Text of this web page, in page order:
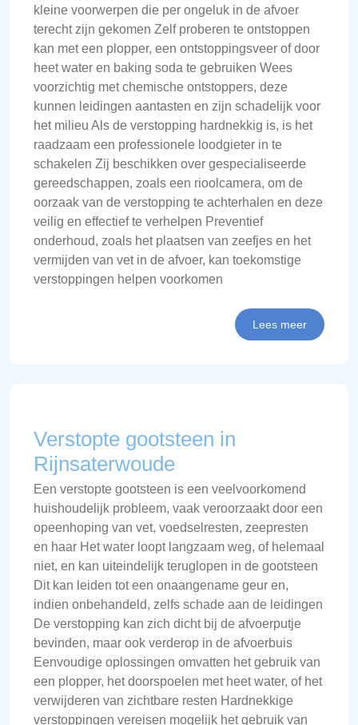
kleine voorwerpen die per ongeluk in de afvoer
terecht zijn gekomen Zelf proberen te ontstoppen
kan met een plopper, een ontstoppingsveer of door
heet water en baking soda te gebruiken Wees
voorzichtig met chemische ontstoppers, deze
kunnen leidingen aantasten en zijn schadelijk voor
het milieu Als de verstopping hardnekkig is, is het
raadzaam een professionele loodgieter in te
schakelen Zij beschikken over gespecialiseerde
gereedschappen, zoals een rioolcamera, om de
oorzaak van de verstopping te achterhalen en deze
veilig en effectief te verhelpen Preventief
onderhoud, zoals het plaatsen van zeefjes en het
vermijden van vet in de afvoer, kan toekomstige
verstoppingen helpen voorkomen
Lees meer
Verstopte gootsteen in
Rijnsaterwoude
Een verstopte gootsteen is een veelvoorkomend
huishoudelijk probleem, vaak veroorzaakt door een
opeenhoping van vet, voedselresten, zeepresten
en haar Het water loopt langzaam weg, of helemaal
niet, en kan uiteindelijk teruglopen in de gootsteen
Dit kan leiden tot een onaangename geur en,
indien onbehandeld, zelfs schade aan de leidingen
De verstopping kan zich dicht bij de afvoerputje
bevinden, maar ook verderop in de afvoerbuis
Eenvoudige oplossingen omvatten het gebruik van
een plopper, het doorspoelen met heet water, of het
verwijderen van zichtbare resten Hardnekkige
verstoppingen vereisen mogelijk het gebruik van